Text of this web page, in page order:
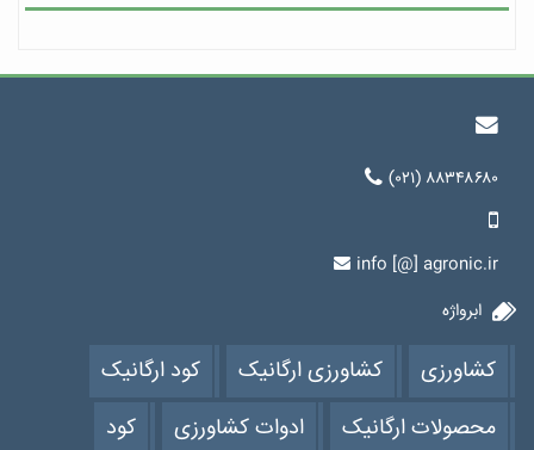
(۰۲۱) ۸۸۳۴۸۶۸۰
info [@] agronic.ir
ابرواژه
کشاورزی کشاورزی ارگانیک
کود ارگانیک
محصولات ارگانیک
ادوات کشاورزی
کود